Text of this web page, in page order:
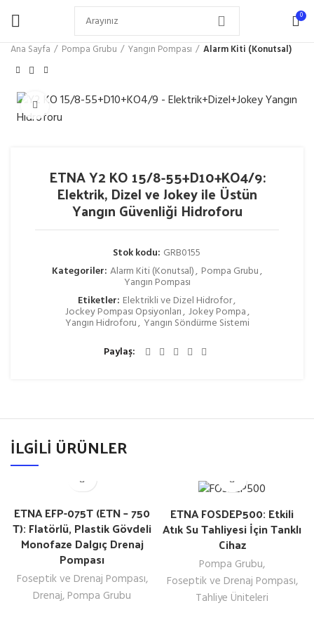
0
Ana Sayfa Pompa Grubu Yangın Pompası Alarm Kiti (Konutsal)
Büyütmek için tıklayın
ETNA Y2 KO 15/8-55+D10+KO4/9:
Elektrik, Dizel ve Jokey ile Üstün
Yangın Güvenliği Hidroforu
Stok kodu: GRB0155
Kategoriler: Alarm Kiti (Konutsal), Pompa Grubu,
Yangın Pompası
Etiketler: Elektrikli ve Dizel Hidrofor,
Jockey Pompası Opsiyonları, Jokey Pompa,
Yangın Hidroforu, Yangın Söndürme Sistemi
Paylaş
İLGILI ÜRÜNLER
ETNA EFP-075T (ETN – 750
T): Flatörlü, Plastik Gövdeli
Monofaze Dalgıç Drenaj
Pompası
Foseptik ve Drenaj Pompası,
Drenaj, Pompa Grubu
ETNA FOSDEP500: Etkili
Atık Su Tahliyesi İçin Tanklı
Cihaz
Pompa Grubu,
Foseptik ve Drenaj Pompası,
Tahliye Üniteleri